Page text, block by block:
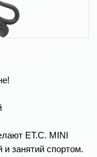
ET.C. MINI
занятий спортом.